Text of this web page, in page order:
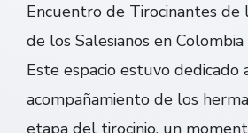
Encuentro de Tirocinantes de
de los Salesianos en Colombia
Este espacio estuvo dedicado
acompañamiento de los